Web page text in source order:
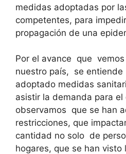
medidas adoptadas por
competentes, para
propagación de una
Por el avance que
nuestro país, se
adoptado medidas
asistir la demanda para
observamos que se han
restricciones, que
cantidad no solo de
hogares, que se han